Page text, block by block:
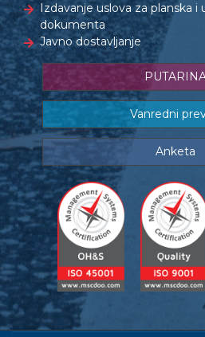
Izdavanje uslova za planska
dokumenta
Javno dostavljanje
Vanredni
Anketa